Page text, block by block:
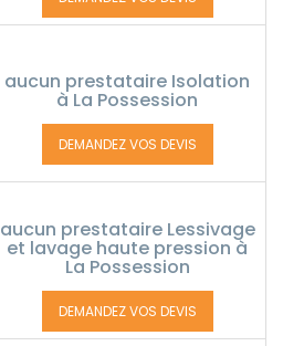
aucun prestataire Isolation
à La Possession
DEMANDEZ VOS DEVIS
aucun prestataire Lessivage
et lavage haute pression à
La Possession
DEMANDEZ VOS DEVIS